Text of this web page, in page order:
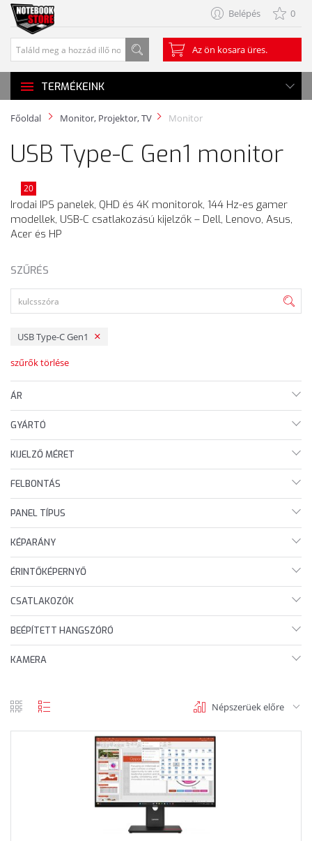
Belépés 0
Az ön kosara üres.
TERMÉKEINK
Főoldal Monitor, Projektor, TV Monitor
USB Type-C Gen1 monitor
20
Irodai IPS panelek, QHD és 4K monitorok, 144 Hz-es gamer
modellek, USB-C csatlakozású kijelzők – Dell, Lenovo, Asus,
Acer és HP
SZŰRÉS
USB Type-C Gen1
szűrők törlése
ÁR
GYÁRTÓ
KIJELZŐ MÉRET
FELBONTÁS
PANEL TÍPUS
KÉPARÁNY
ÉRINTŐKÉPERNYŐ
CSATLAKOZÓK
BEÉPÍTETT HANGSZÓRÓ
KAMERA
Népszerüek előre